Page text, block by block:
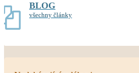
BLOG
všechny články